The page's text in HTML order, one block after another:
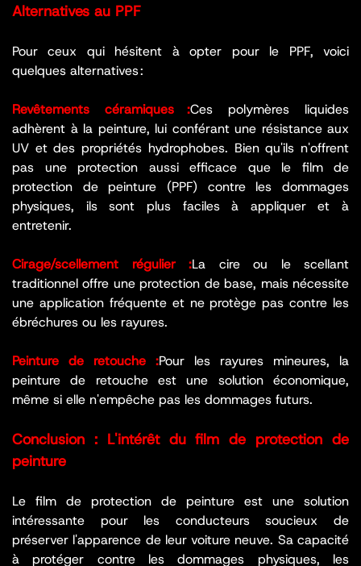
Alternatives au PPF
Pour ceux qui hésitent à opter pour le PPF, voici
quelques alternatives :
Revêtements céramiques :Ces polymères liquides
adhèrent à la peinture, lui conférant une résistance aux
UV et des propriétés hydrophobes. Bien qu'ils n'offrent
pas une protection aussi efficace que le film de
protection de peinture (PPF) contre les dommages
physiques, ils sont plus faciles à appliquer et à
entretenir.
Cirage/scellement régulier :La cire ou le scellant
traditionnel offre une protection de base, mais nécessite
une application fréquente et ne protège pas contre les
ébréchures ou les rayures.
Peinture de retouche :Pour les rayures mineures, la
peinture de retouche est une solution économique,
même si elle n'empêche pas les dommages futurs.
Conclusion : L'intérêt du film de protection de
peinture
Le film de protection de peinture est une solution
intéressante pour les conducteurs soucieux de
préserver l'apparence de leur voiture neuve. Sa capacité
à protéger contre les dommages physiques, les